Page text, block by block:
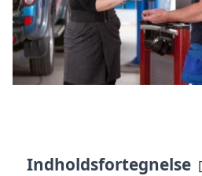
Indholdsfortegnelse